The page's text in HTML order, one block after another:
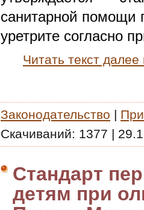
санитарной помощи
уретрите согласно
Читать текст
Законодательство |
Скачиваний: 1377 |
Стандарт
детям при